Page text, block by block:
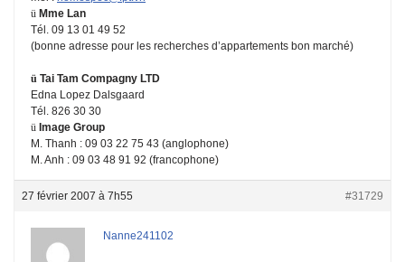
ü Mme Lan
Tél. 09 13 01 49 52
(bonne adresse pour les recherches d’appartements bon marché)
ü Tai Tam Compagny LTD
Edna Lopez Dalsgaard
Tél. 826 30 30
ü Image Group
M. Thanh : 09 03 22 75 43 (anglophone)
M. Anh : 09 03 48 91 92 (francophone)
27 février 2007 à 7h55 #31729
Nanne241102